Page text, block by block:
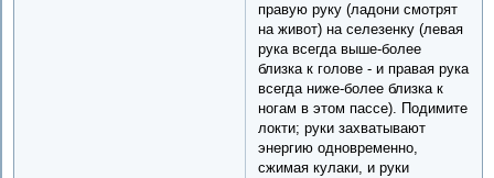
правую руку (ладони смотрят
на живот) на селезенку (левая
рука всегда выше-более
близка к голове - и правая рука
всегда ниже-более близка к
ногам в этом пассе). Подимите
локти; руки захватывают
энергию одновременно,
сжимая кулаки, и руки